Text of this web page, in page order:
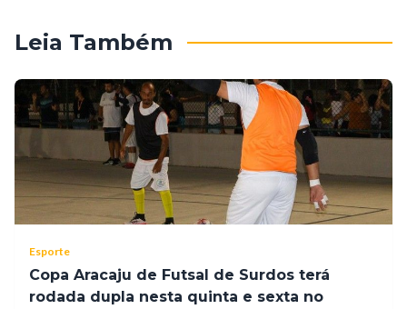
Leia Também
Esporte
Copa Aracaju de Futsal de Surdos terá
rodada dupla nesta quinta e sexta no